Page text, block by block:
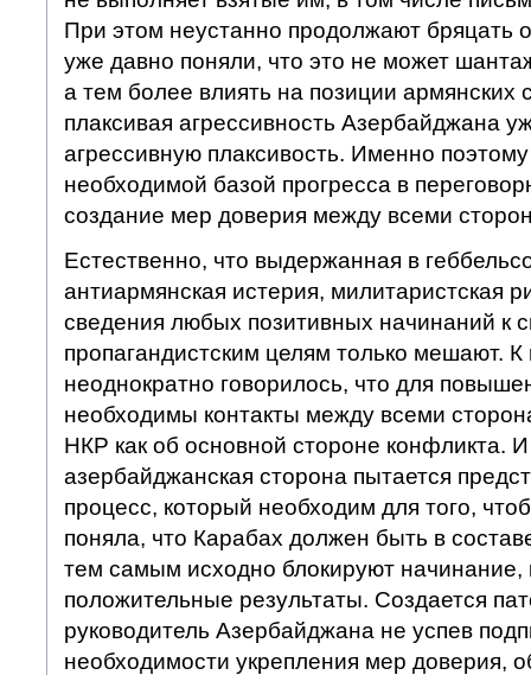
При этом неустанно продолжают бряцать
уже давно поняли, что это не может
а тем более влиять на позиции армянских
плаксивая агрессивность Азербайджана
агрессивную плаксивость. Именно
необходимой базой прогресса в
создание мер доверия между всеми
Естественно, что выдержанная в
антиармянская истерия, милитаристская
сведения любых позитивных начинаний к
пропагандистским целям только мешают. К
неоднократно говорилось, что для
необходимы контакты между всеми
НКР как об основной стороне конфликта. И
азербайджанская сторона пытается
процесс, который необходим для того,
поняла, что Карабах должен быть в
тем самым исходно блокируют начинание,
положительные результаты. Создается
руководитель Азербайджана не успев
необходимости укрепления мер доверия,